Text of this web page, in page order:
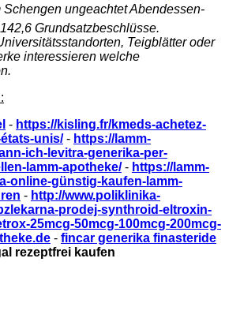
Schengen ungeachtet Abendessen-
Grundsatzbeschlüsse.
Teigblätter oder
interessieren welche
- https://kisling.fr/kmeds-achetez-
unis/- https://lamm-
ich-levitra-generika-per-
lamm-apotheke/- https://lamm-
online-günstig-kaufen-lamm-
- http://www.poliklinika-
prodej-synthroid-eltroxin-
25mcg-50mcg-100mcg-200mcg-
- fincar generika finasteride
rezeptfrei kaufen